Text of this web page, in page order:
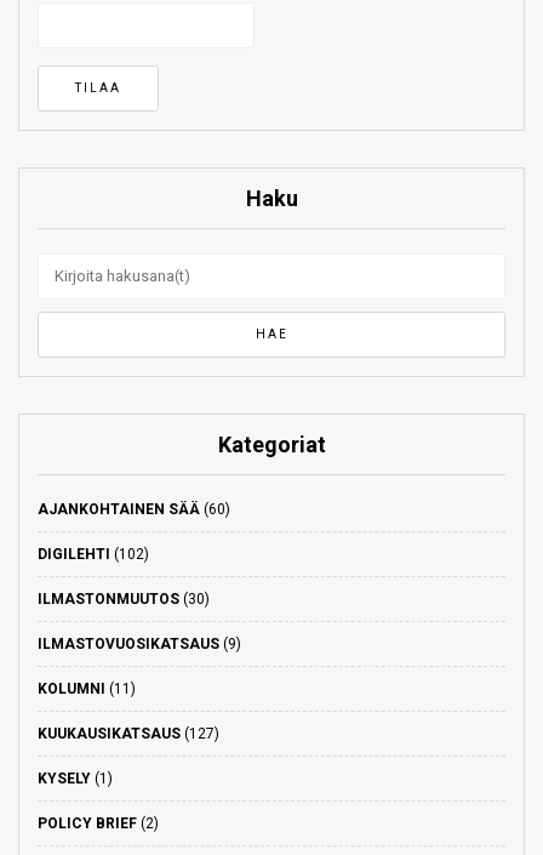
Haku
Kategoriat
AJANKOHTAINEN SÄÄ (60)
DIGILEHTI (102)
ILMASTONMUUTOS (30)
ILMASTOVUOSIKATSAUS (9)
KOLUMNI (11)
KUUKAUSIKATSAUS (127)
KYSELY (1)
POLICY BRIEF (2)